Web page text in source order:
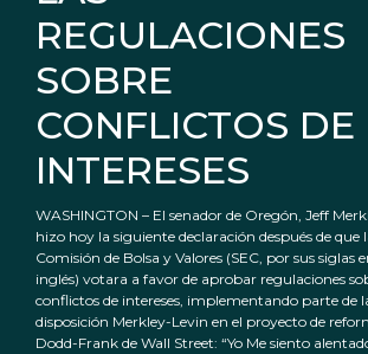
REGULACIONES
SOBRE
CONFLICTOS DE
INTERESES
WASHINGTON – El senador de Oregón, Jeff
hizo hoy la siguiente declaración después de que
Comisión de Bolsa y Valores (SEC, por sus siglas
inglés) votara a favor de aprobar regulaciones
conflictos de intereses, implementando parte de
disposición Merkley-Levin en el proyecto de
Dodd-Frank de Wall Street: “Yo Me siento